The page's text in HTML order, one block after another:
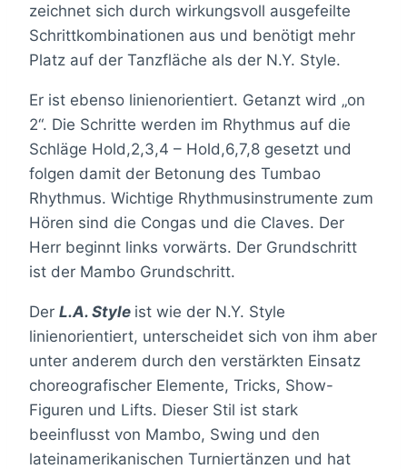
zeichnet sich durch wirkungsvoll ausgefeilte
Schrittkombinationen aus und benötigt mehr
Platz auf der Tanzfläche als der N.Y. Style.
Er ist ebenso linienorientiert. Getanzt wird „on
2“. Die Schritte werden im Rhythmus auf die
Schläge Hold,2,3,4 – Hold,6,7,8 gesetzt und
folgen damit der Betonung des Tumbao
Rhythmus. Wichtige Rhythmusinstrumente zum
Hören sind die Congas und die Claves. Der
Herr beginnt links vorwärts. Der Grundschritt
ist der Mambo Grundschritt.
Der L.A. Style ist wie der N.Y. Style
linienorientiert, unterscheidet sich von ihm aber
unter anderem durch den verstärkten Einsatz
choreografischer Elemente, Tricks, Show-
Figuren und Lifts. Dieser Stil ist stark
beeinflusst von Mambo, Swing und den
lateinamerikanischen Turniertänzen und hat